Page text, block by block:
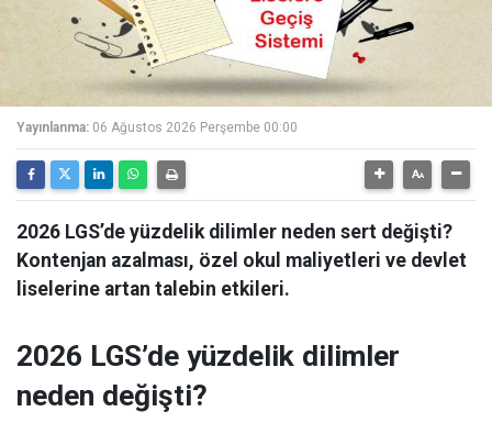
Yayınlanma: 06 Ağustos 2026 Perşembe 00:00
2026 LGS’de yüzdelik dilimler neden sert değişti?
Kontenjan azalması, özel okul maliyetleri ve devlet
liselerine artan talebin etkileri.
2026 LGS’de yüzdelik dilimler
neden değişti?